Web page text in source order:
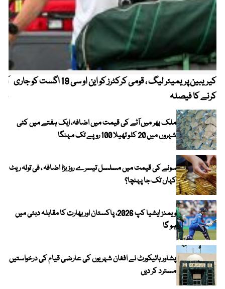
کیریبین پریمیئر لیگ ، قومی کرکٹرز کو این او سی 19 اگست کو جاری
کرنے کا فیصلہ
ملک بھر میں آٹے کی قیمت میں اضافہ، ایک ہفتے میں کئی
شہروں میں 20 کلو تھیلا 100 روپے تک مہنگا
سونے کی قیمت میں مسلسل تیسرے روز بڑا اضافہ ، فی تولہ ریٹ
کہاں تک جا پہنچا؟
ویمنز ایشیا کپ 2026، پاکستان اور بھارت کا مقابلہ دبئی میں
ہو گا
پشاور ہائیکورٹ نے افغان شہریوں کی عارضی قیام کی درخواستیں
مسترد کر دیں